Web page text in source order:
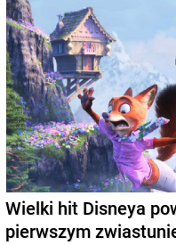
Wielki hit Disneya
pierwszym